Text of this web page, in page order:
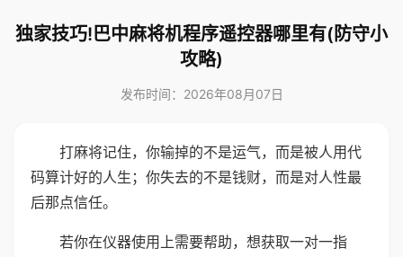
独家技巧!巴中麻将机程序遥控器哪里有(防守小
攻略)
发布时间：2026年08月07日
打麻将记住，你输掉的不是运气，而是被人用代
码算计好的人生；你失去的不是钱财，而是对人性最
后那点信任。
若你在仪器使用上需要帮助，想获取一对一指